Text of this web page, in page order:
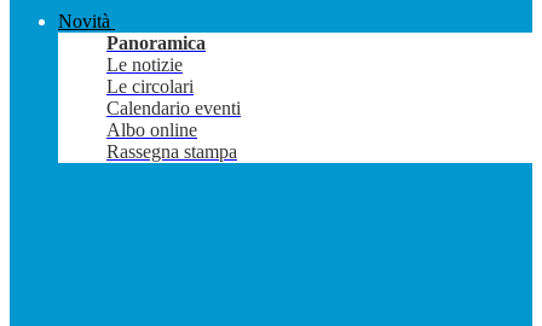
Novità
Panoramica
Le notizie
Le circolari
Calendario eventi
Albo online
Rassegna stampa